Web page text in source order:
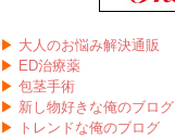
▶ 大人のお悩み解決通販
▶ ED治療薬
▶ 包茎手術
▶ 新し物好きな俺のブログ
▶
トレンドな俺のブログ